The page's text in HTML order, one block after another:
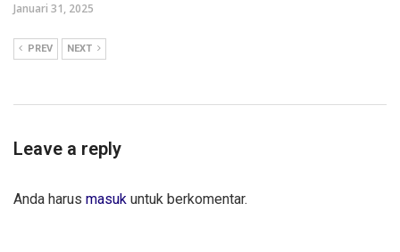
Januari 31, 2025
PREV NEXT
Leave a reply
Anda harus masuk untuk berkomentar.